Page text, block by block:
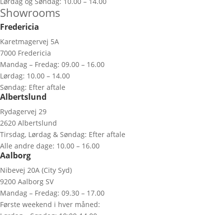
Showrooms
Fredericia
Karetmagervej 5A
7000 Fredericia
Mandag – Fredag: 09.00 – 16.00
Lørdag: 10.00 – 14.00
Søndag: Efter aftale
Albertslund
Rydagervej 29
2620 Albertslund
Tirsdag, Lørdag & Søndag: Efter aftale
Alle andre dage: 10.00 – 16.00
Aalborg
Nibevej 20A (City Syd)
9200 Aalborg SV
Mandag – Fredag: 09.30 – 17.00
Første weekend i hver måned: